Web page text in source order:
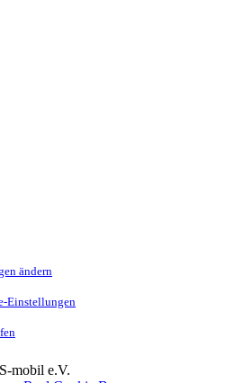
ändern
Einstellungen
mobil e.V.